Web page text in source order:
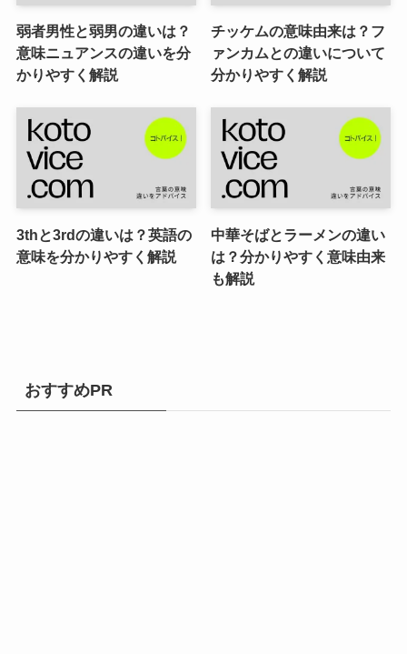
弱者男性と弱男の違いは？
意味ニュアンスの違いを分
かりやすく解説
チッケムの意味由来は？フ
ァンカムとの違いについて
分かりやすく解説
3thと3rdの違いは？英語の
意味を分かりやすく解説
中華そばとラーメンの違い
は？分かりやすく意味由来
も解説
おすすめPR